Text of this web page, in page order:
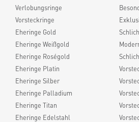
Verlobungsringe
Vorsteckringe
Eheringe Gold
Eheringe Weißgold
Eheringe Roségold
Eheringe Platin
Eheringe Silber
Eheringe Palladium
Eheringe Titan
Eheringe Edelstahl